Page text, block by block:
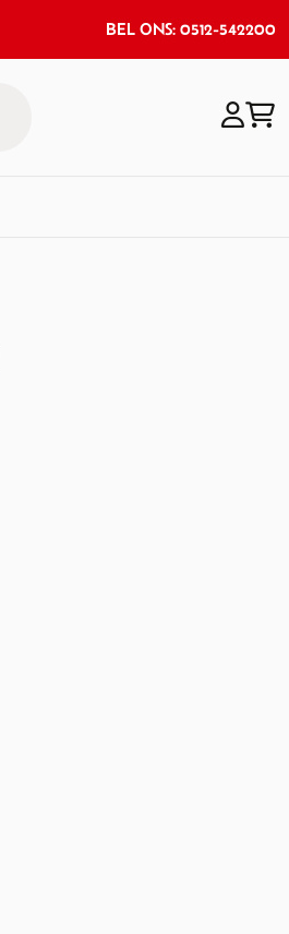
BEL ONS: 0512-542200